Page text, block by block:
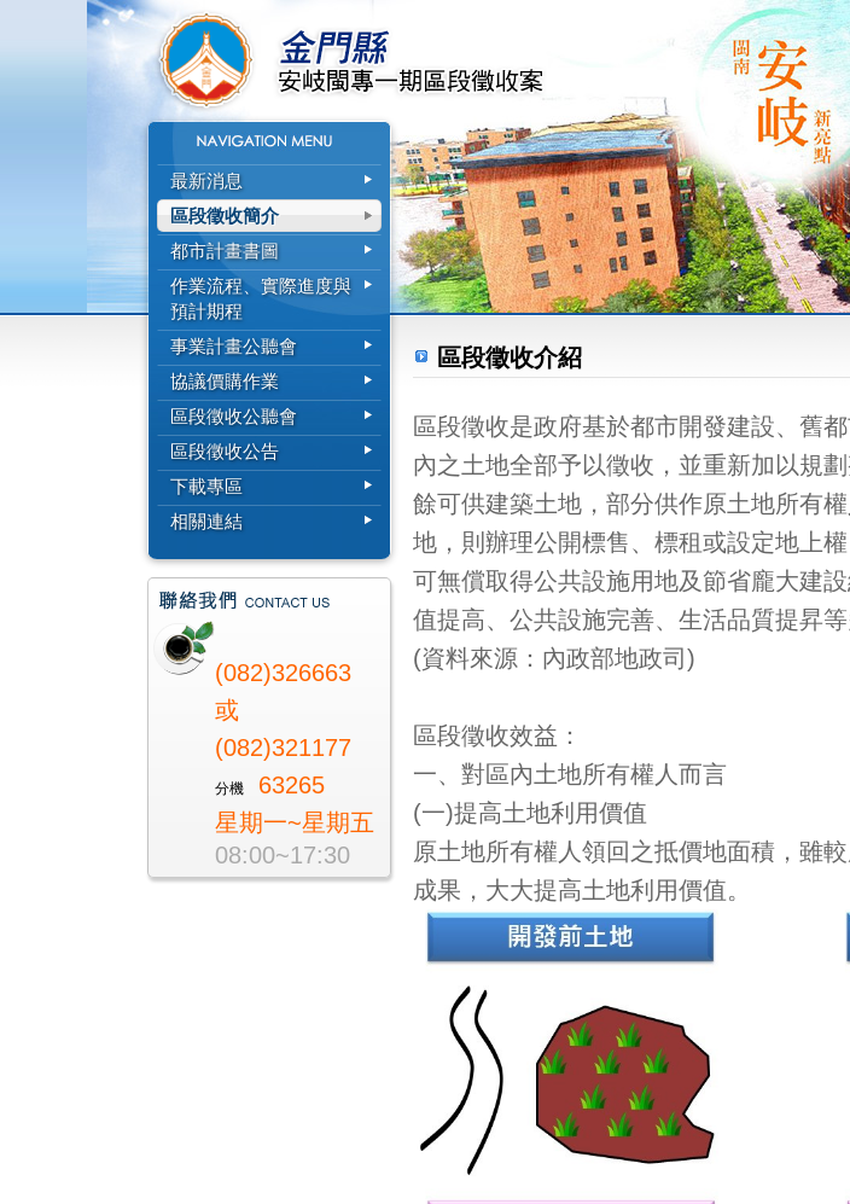
最新消息
區段徵收簡介
都市計畫書圖
作業流程、實際進度與
預計期程
事業計畫公聽會
協議價購作業
區段徵收公聽會
區段徵收公告
下載專區
相關連結
(082)326663
或
(082)321177
分機 63265
星期一~星期五
08:00~17:30
區段徵收介紹
區段徵收是政府基於都市開發建設、舊
內之土地全部予以徵收，並重新加以規
餘可供建築土地，部分供作原土地所有
地，則辦理公開標售、標租或設定地上
可無償取得公共設施用地及節省龐大建
值提高、公共設施完善、生活品質提
(資料來源：內政部地政司)
區段徵收效益：
一、對區內土地所有權人而言
(一)提高土地利用價值
原土地所有權人領回之抵價地面積，雖
成果，大大提高土地利用價值。